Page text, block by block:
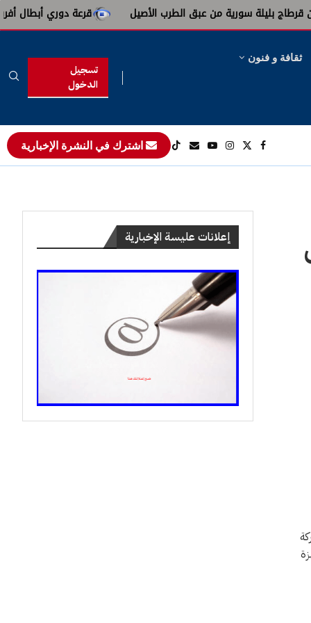
من عبق الطرب الأصيل قرعة دوري أبطال أفريقيا : النادي
ثقافة و فنون
تسجيل
الدخول
اشترك في النشرة الإخبارية
إعلانات عليسة الإخبارية